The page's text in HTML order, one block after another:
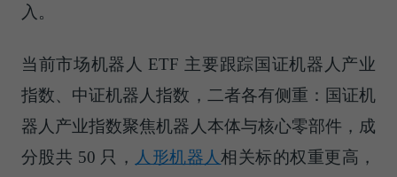
入。
当前市场机器人 ETF 主要跟踪国证机器人产业
指数、中证机器人指数，二者各有侧重：国证机
器人产业指数聚焦机器人本体与核心零部件，成
分股共 50 只， 人形机器人相关标的权重更高，